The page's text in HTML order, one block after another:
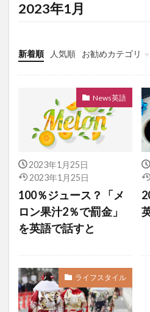
2023年1月
新着順 人気順 お勧めカテゴリ
ライフスタイル
News英語
2023年1月25日
2023年1月25日
100％ジュース？「メ
ロン果汁2％で罰金」
を英語で話すと
ライフスタイル